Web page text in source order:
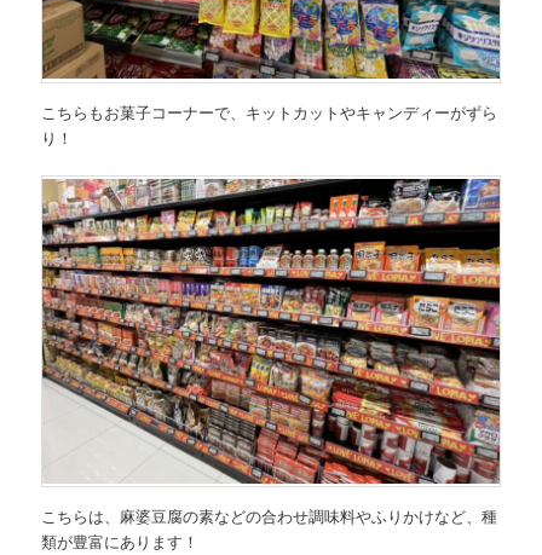
こちらもお菓子コーナーで、キットカットやキャンディーがずら
り！
こちらは、麻婆豆腐の素などの合わせ調味料やふりかけなど、種
類が豊富にあります！